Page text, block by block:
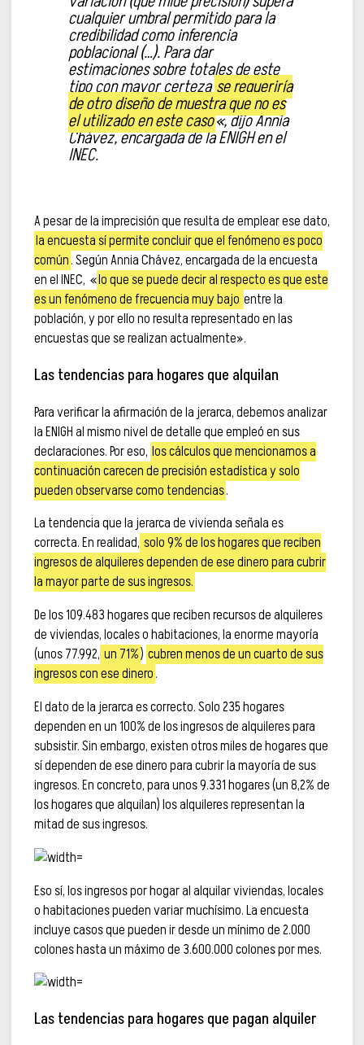
cualquier umbral permitido para la
credibilidad como inferencia
poblacional (…). Para dar
estimaciones sobre totales de este
tipo con mayor certezase requeriría
de otro diseño de muestra que no es
el utilizado en este caso«, dijo Annia
Chávez, encargada de la ENIGH en el
INEC.
A pesar de la imprecisión que resulta de emplear ese dato,
la encuesta sí permite concluir que el fenómeno es poco
común. Según Annia Chávez, encargada de la encuesta
en el INEC, «lo que se puede decir al respecto es que este
es un fenómeno de frecuencia muy bajo entre la
población, y por ello no resulta representado en las
encuestas que se realizan actualmente».
Las tendencias para hogares que alquilan
Para verificar la afirmación de la jerarca, debemos analizar
la ENIGH al mismo nivel de detalle que empleó en sus
declaraciones. Por eso, los cálculos que mencionamos a
continuación carecen de precisión estadística y solo
pueden observarse como tendencias.
La tendencia que la jerarca de vivienda señala es
correcta. En realidad, solo 9% de los hogares que reciben
ingresos de alquileres dependen de ese dinero para cubrir
la mayor parte de sus ingresos.
De los 109.483 hogares que reciben recursos de alquileres
de viviendas, locales o habitaciones, la enorme mayoría
(unos 77.992, un 71%) cubren menos de un cuarto de sus
ingresos con ese dinero.
El dato de la jerarca es correcto. Solo 235 hogares
dependen en un 100% de los ingresos de alquileres para
subsistir. Sin embargo, existen otros miles de hogares que
sí dependen de ese dinero para cubrir la mayoría de sus
ingresos. En concreto, para unos 9.331 hogares (un 8,2% de
los hogares que alquilan) los alquileres representan la
mitad de sus ingresos.
Eso sí, los ingresos por hogar al alquilar viviendas, locales
o habitaciones pueden variar muchísimo. La encuesta
incluye casos que pueden ir desde un mínimo de 2.000
colones hasta un máximo de 3.600.000 colones por mes.
Las tendencias para hogares que pagan alquiler